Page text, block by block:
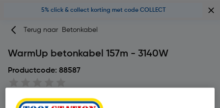
5% click & collect korting met code COLLECT
Terug naar Betonkabel
WarmUp betonkabel 157m - 3140W
Productcode: 88587